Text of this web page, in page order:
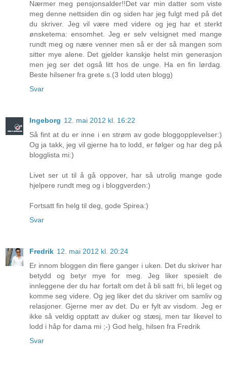
Nærmer meg pensjonsalder!!Det var min datter som viste
meg denne nettsiden din og siden har jeg fulgt med på det
du skriver. Jeg vil være med videre og jeg har et sterkt
ønsketema: ensomhet. Jeg er selv velsignet med mange
rundt meg og nære venner men så er der så mangen som
sitter mye alene. Det gjelder kanskje helst min generasjon
men jeg ser det også litt hos de unge. Ha en fin lørdag.
Beste hilsener fra grete s.(3 lodd uten blogg)
Svar
Ingeborg 12. mai 2012 kl. 16:22
Så fint at du er inne i en strøm av gode bloggopplevelser:)
Og ja takk, jeg vil gjerne ha to lodd, er følger og har deg på
blogglista mi:)
Livet ser ut til å gå oppover, har så utrolig mange gode
hjelpere rundt meg og i bloggverden:)
Fortsatt fin helg til deg, gode Spirea:)
Svar
Fredrik 12. mai 2012 kl. 20:24
Er innom bloggen din flere ganger i uken. Det du skriver har
betydd og betyr mye for meg. Jeg liker spesielt de
innleggene der du har fortalt om det å bli satt fri, bli leget og
komme seg videre. Og jeg liker det du skriver om samliv og
relasjoner. Gjerne mer av det. Du er fylt av visdom. Jeg er
ikke så veldig opptatt av duker og stæsj, men tar likevel to
lodd i håp for dama mi ;-) God helg, hilsen fra Fredrik
Svar